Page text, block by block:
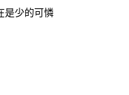
是少的可憐